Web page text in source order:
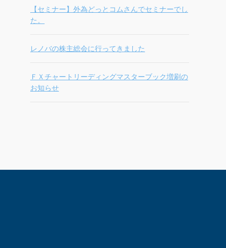
【セミナー】外為どっとコムさんでセミナーでし
た。
レノバの株主総会に行ってきました
ＦＸチャートリーディングマスターブック増刷の
お知らせ